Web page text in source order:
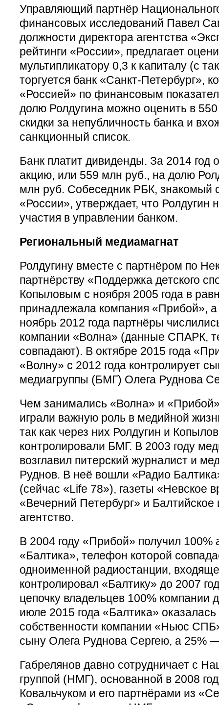
Управляющий партнёр
финансовых исследований Павел
должности директора агентства
рейтинги «России», предлагает
мультипликатору 0,3 к капиталу (с
торгуется банк «Санкт-Петербург»,
«Россией» по финансовым
долю Ролдугина можно оценить в
скидки за непубличность банка и
санкционный список.
Банк платит дивиденды. За 2014 год
акцию, или 559 млн руб., на долю
млн руб. Собеседник РБК, знакомый
«России», утверждает, что Ролдугин
участия в управлении банком.
Региональный медиамагнат
Ролдугину вместе с партнёром по
партнёрству «Поддержка детского
Копыловым с ноября 2005 года в
принадлежала компания «Прибой», а
ноябрь 2012 года партнёры
компании «Волна» (данные СПАРК,
совпадают). В октябре 2015 года
«Волну» с 2012 года контролирует
медиагруппы (БМГ) Олега Руднова
Чем занимались «Волна» и
играли важную роль в медийной
так как через них Ролдугин и
контролировали БМГ. В 2003 году
возглавил питерский журналист и
Руднов. В неё вошли «Радио
(сейчас «Life 78»), газеты «Невское
«Вечерний Петербург» и
агентство.
В 2004 году «Прибой» получил 100%
«Балтика», телефон которой
одноименной радиостанции,
контролировал «Балтику» до 2007
цепочку владельцев 100% компании
июле 2015 года «Балтика» оказалась
собственности компании «Ньюс
сыну Олега Руднова Сергею, а 25%
Габрелянов давно сотрудничает с
группой (НМГ), основанной в 2008
Ковальчуком и его партнёрами из